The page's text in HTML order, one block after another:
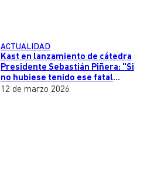
ACTUALIDAD
Kast en lanzamiento de cátedra
Presidente Sebastián Piñera: "Si
no hubiese tenido ese fatal
accidente, yo no habría estado
12 de marzo 2026